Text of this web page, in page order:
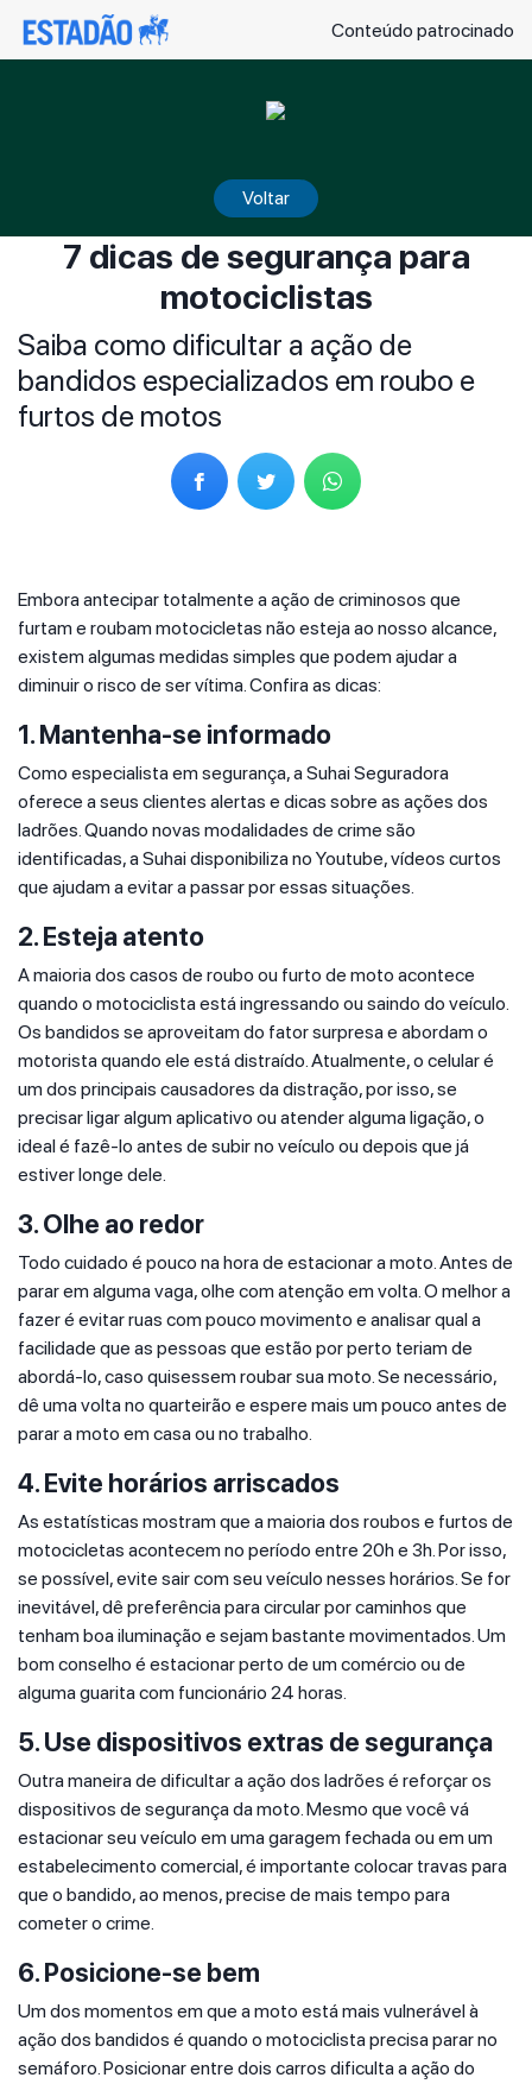
Conteúdo patrocinado
Voltar
7 dicas de segurança para
motociclistas
Saiba como dificultar a ação de
bandidos especializados em roubo e
furtos de motos
Embora antecipar totalmente a ação de criminosos que
furtam e roubam motocicletas não esteja ao nosso alcance,
existem algumas medidas simples que podem ajudar a
diminuir o risco de ser vítima. Confira as dicas:
1. Mantenha-se informado
Como especialista em segurança, a Suhai Seguradora
oferece a seus clientes alertas e dicas sobre as ações dos
ladrões. Quando novas modalidades de crime são
identificadas, a Suhai disponibiliza no Youtube, vídeos curtos
que ajudam a evitar a passar por essas situações.
2. Esteja atento
A maioria dos casos de roubo ou furto de moto acontece
quando o motociclista está ingressando ou saindo do veículo.
Os bandidos se aproveitam do fator surpresa e abordam o
motorista quando ele está distraído. Atualmente, o celular é
um dos principais causadores da distração, por isso, se
precisar ligar algum aplicativo ou atender alguma ligação, o
ideal é fazê-lo antes de subir no veículo ou depois que já
estiver longe dele.
3. Olhe ao redor
Todo cuidado é pouco na hora de estacionar a moto. Antes de
parar em alguma vaga, olhe com atenção em volta. O melhor a
fazer é evitar ruas com pouco movimento e analisar qual a
facilidade que as pessoas que estão por perto teriam de
abordá-lo, caso quisessem roubar sua moto. Se necessário,
dê uma volta no quarteirão e espere mais um pouco antes de
parar a moto em casa ou no trabalho.
4. Evite horários arriscados
As estatísticas mostram que a maioria dos roubos e furtos de
motocicletas acontecem no período entre 20h e 3h. Por isso,
se possível, evite sair com seu veículo nesses horários. Se for
inevitável, dê preferência para circular por caminhos que
tenham boa iluminação e sejam bastante movimentados. Um
bom conselho é estacionar perto de um comércio ou de
alguma guarita com funcionário 24 horas.
5. Use dispositivos extras de segurança
Outra maneira de dificultar a ação dos ladrões é reforçar os
dispositivos de segurança da moto. Mesmo que você vá
estacionar seu veículo em uma garagem fechada ou em um
estabelecimento comercial, é importante colocar travas para
que o bandido, ao menos, precise de mais tempo para
cometer o crime.
6. Posicione-se bem
Um dos momentos em que a moto está mais vulnerável à
ação dos bandidos é quando o motociclista precisa parar no
semáforo. Posicionar entre dois carros dificulta a ação do